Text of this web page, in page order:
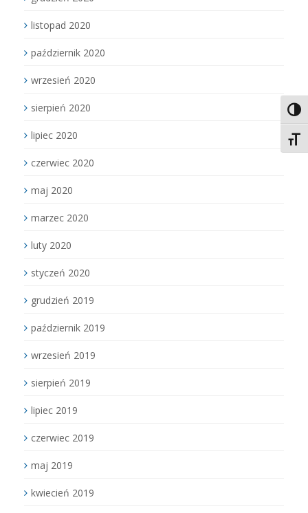
listopad 2020
październik 2020
wrzesień 2020
sierpień 2020
lipiec 2020
czerwiec 2020
maj 2020
marzec 2020
luty 2020
styczeń 2020
grudzień 2019
październik 2019
wrzesień 2019
sierpień 2019
lipiec 2019
czerwiec 2019
maj 2019
kwiecień 2019